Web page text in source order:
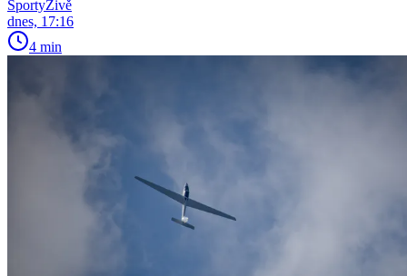
SportyŽivě
dnes, 17:16
4 min